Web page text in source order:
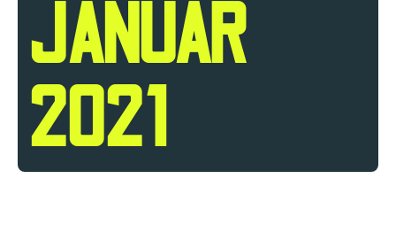
JANUAR
2021